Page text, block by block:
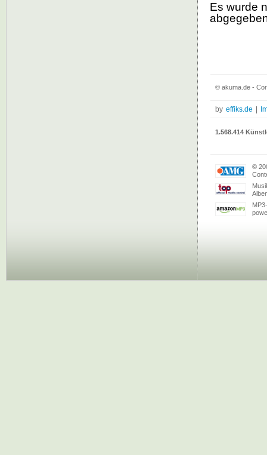
Es wurde
© akuma.de -
by effiks.de
1.568.414
©